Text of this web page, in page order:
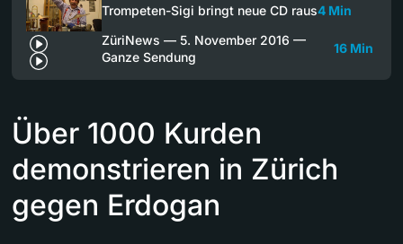
Trompeten-Sigi bringt neue CD raus4 Min
ZüriNews — 5. November 2016 —
Ganze Sendung
16 Min
Über 1000 Kurden
demonstrieren in Zürich
gegen Erdogan